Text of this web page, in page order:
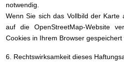
notwendig.
Wenn Sie sich das Vollbild der Karte
auf die OpenStreetMap-Website
Cookies in Ihrem Browser gespeichert
6. Rechtswirksamkeit dieses